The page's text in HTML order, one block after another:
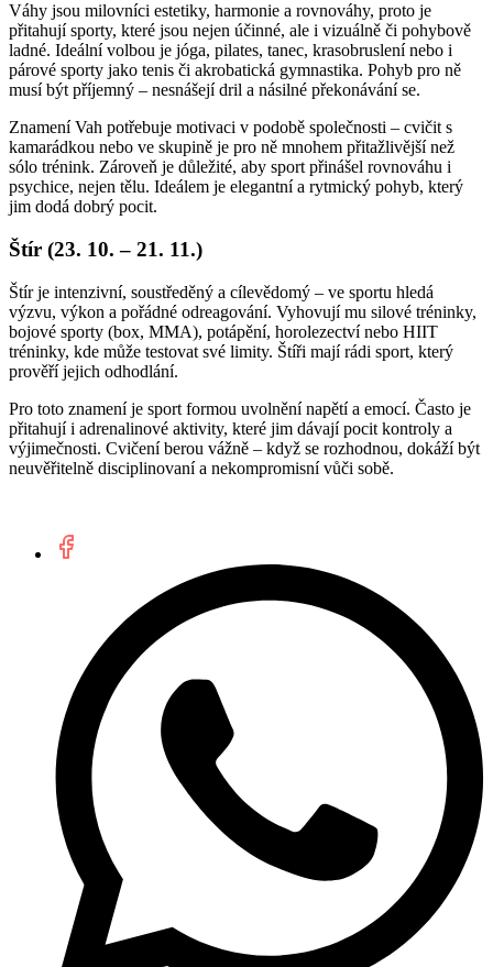
Váhy jsou milovníci estetiky, harmonie a rovnováhy, proto je
přitahují sporty, které jsou nejen účinné, ale i vizuálně či pohybově
ladné. Ideální volbou je jóga, pilates, tanec, krasobruslení nebo i
párové sporty jako tenis či akrobatická gymnastika. Pohyb pro ně
musí být příjemný – nesnášejí dril a násilné překonávání se.
Znamení Vah potřebuje motivaci v podobě společnosti – cvičit s
kamarádkou nebo ve skupině je pro ně mnohem přitažlivější než
sólo trénink. Zároveň je důležité, aby sport přinášel rovnováhu i
psychice, nejen tělu. Ideálem je elegantní a rytmický pohyb, který
jim dodá dobrý pocit.
Štír (23. 10. – 21. 11.)
Štír je intenzivní, soustředěný a cílevědomý – ve sportu hledá
výzvu, výkon a pořádné odreagování. Vyhovují mu silové tréninky,
bojové sporty (box, MMA), potápění, horolezectví nebo HIIT
tréninky, kde může testovat své limity. Štíři mají rádi sport, který
prověří jejich odhodlání.
Pro toto znamení je sport formou uvolnění napětí a emocí. Často je
přitahují i adrenalinové aktivity, které jim dávají pocit kontroly a
výjimečnosti. Cvičení berou vážně – když se rozhodnou, dokáží být
neuvěřitelně disciplinovaní a nekompromisní vůči sobě.